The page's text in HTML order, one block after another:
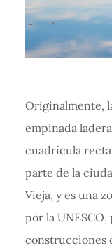
Originalmente,
empinada
cuadrícula
parte de la
Vieja, y es una
por la UNESCO,
construcciones